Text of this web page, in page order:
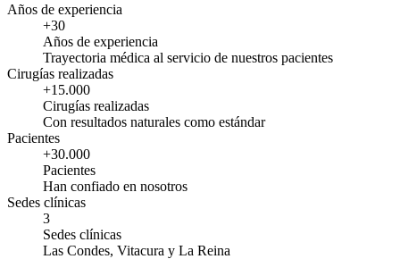
Años de experiencia
+30
Años de experiencia
Trayectoria médica al servicio de nuestros pacientes
Cirugías realizadas
+15.000
Cirugías realizadas
Con resultados naturales como estándar
Pacientes
+30.000
Pacientes
Han confiado en nosotros
Sedes clínicas
3
Sedes clínicas
Las Condes, Vitacura y La Reina